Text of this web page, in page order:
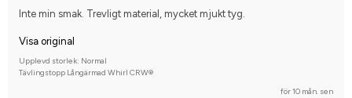
Inte min smak. Trevligt material, mycket mjukt tyg.
Visa original
Upplevd storlek: Normal
Tävlingstopp Långärmad Whirl CRW®
för 10 mån. sen